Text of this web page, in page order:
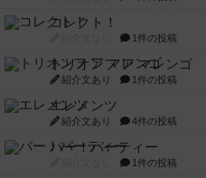
コレクト！
1件の投稿
トリオンフ ア マレンゴ
紹介文あり 1件の投稿
エレメンツ
紹介文あり 4件の投稿
バー！パーティー
1件の投稿